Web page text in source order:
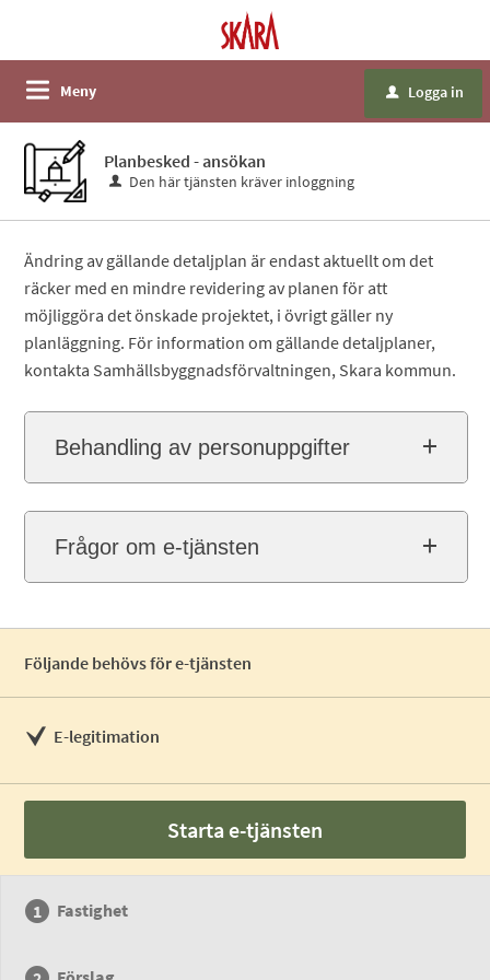
Meny u Logga in
Planbesked - ansökan
Den här tjänsten kräver inloggning
Ändring av gällande detaljplan är endast aktuellt om det
räcker med en mindre revidering av planen för att
möjliggöra det önskade projektet, i övrigt gäller ny
planläggning. För information om gällande detaljplaner,
kontakta Samhällsbyggnadsförvaltningen, Skara kommun.
Behandling av personuppgifter
Frågor om e-tjänsten
Följande behövs för e-tjänsten
E-legitimation
Starta e-tjänsten
Fastighet